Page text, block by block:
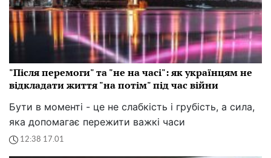
"Після перемоги" та "не на часі": як українцям не
відкладати життя "на потім" під час війни
Бути в моменті - це не слабкість і грубість, а сила,
яка допомагає пережити важкі часи
12:38 17.01